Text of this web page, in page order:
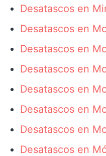
Desatascos en
Desatascos en
Desatascos en
Desatascos en
Desatascos en
Desatascos en
Desatascos en
Desatascos en